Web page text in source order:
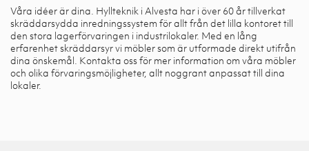
Våra idéer är dina. Hyllteknik i Alvesta har i över 60 år tillverkat
skräddarsydda inredningssystem för allt från det lilla kontoret till
den stora lagerförvaringen i industrilokaler. Med en lång
erfarenhet skräddarsyr vi möbler som är utformade direkt utifrån
dina önskemål. Kontakta oss för mer information om våra möbler
och olika förvaringsmöjligheter, allt noggrant anpassat till dina
lokaler.